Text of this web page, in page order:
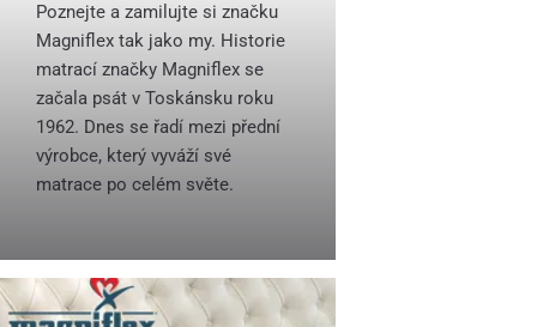
Poznejte a zamilujte si značku
Magniflex tak jako my. Historie
matrací značky Magniflex se
začala psát v Toskánsku roku
1962. Dnes se řadí mezi přední
výrobce, který vyváží své
matrace po celém světe.